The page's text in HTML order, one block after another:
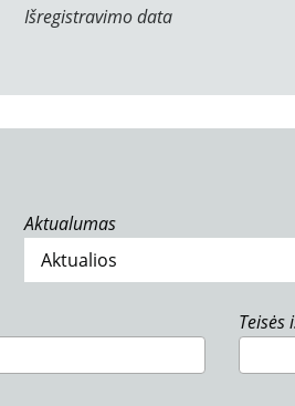
Išregistravimo data
Aktualumas